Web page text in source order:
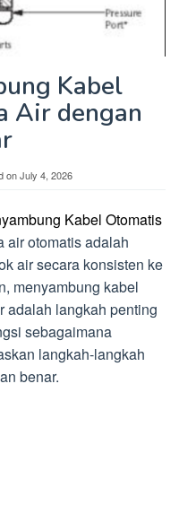
Kabel
Air dengan
onJuly 4, 2026
Kabel Otomatis
air otomatis adalah
air secara konsisten ke
menyambung kabel
adalah langkah penting
sebagaimana
langkah-langkah
benar.